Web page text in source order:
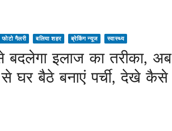
फोटो गैलरी बलिया शहर ब्रेकिंग न्यूज स्वास्थ्य
इलाज का तरीका, अब
घर बैठे बनाएं पर्ची, देखे कैसे